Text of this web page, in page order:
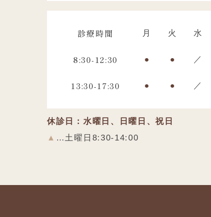
診療時間 月 火 水
8:30-12:30 ● ● ／
13:30-17:30 ● ● ／
休診日：水曜日、日曜日、祝日
▲ …土曜日8:30-14:00